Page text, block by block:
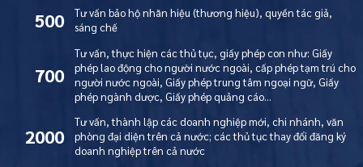
500
Tư vấn bảo hộ nhãn hiệu (thương hiệu), quyền tác giả,
sáng chế
700
Tư vấn, thực hiện các thủ tục, giấy phép con như: Giấy
phép lao động cho người nước ngoài, cấp phép tạm trú cho
người nước ngoài, Giấy phép trung tâm ngoại ngữ, Giấy
phép ngành dược, Giấy phép quảng cáo…
2000
Tư vấn, thành lập các doanh nghiệp mới, chi nhánh, văn
phòng đại diện trên cả nước; các thủ tục thay đổi đăng ký
doanh nghiệp trên cả nước